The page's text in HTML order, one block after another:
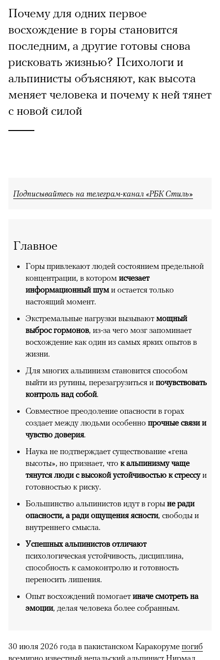
Почему для одних первое
восхождение в горы становится
последним, а другие готовы снова
рисковать жизнью? Психологи и
альпинисты объясняют, как высота
меняет человека и почему к ней тянет
с новой силой
Подписывайтесь на телеграм-канал «РБК Стиль»
Главное
Горы привлекают людей состоянием предельной
концентрации, в котором исчезает
информационный шуми остается только
настоящий момент.
Экстремальные нагрузки вызывают мощный
выброс гормонов, из-за чего мозг запоминает
восхождение как один из самых ярких опытов в
жизни.
Для многих альпинизм становится способом
выйти из рутины, перезагрузиться и почувствовать
контроль над собой.
Совместное преодоление опасности в горах
создает между людьми особенно прочные связи и
чувство доверия.
Наука не подтверждает существование «гена
высоты», но признает, что к альпинизму чаще
тянутся люди с высокой устойчивостью к стрессуи
готовностью к риску.
Большинство альпинистов идут в горы не ради
опасности, а ради ощущения ясности, свободы и
внутреннего смысла.
Успешных альпинистов отличают
психологическая устойчивость, дисциплина,
способность к самоконтролю и готовность
переносить лишения.
Опыт восхождений помогает иначе смотреть на
эмоции, делая человека более собранным.
30 июля 2026 года в пакистанском Каракоруме погиб